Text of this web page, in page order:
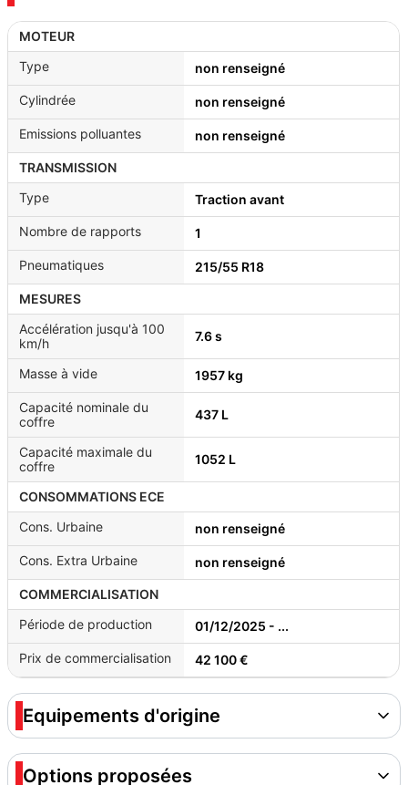
MOTEUR
Type
non renseigné
Cylindrée non renseigné
Emissions polluantes non renseigné
TRANSMISSION
Type
Traction avant
Nombre de rapports 1
Pneumatiques 215/55 R18
MESURES
Accélération jusqu'à 100
km/h
7.6 s
Masse à vide 1957 kg
Capacité nominale du
coffre
437 L
Capacité maximale du
coffre
1052 L
CONSOMMATIONS ECE
Cons. Urbaine
non renseigné
Cons. Extra Urbaine non renseigné
COMMERCIALISATION
Période de production
01/12/2025 - ...
Prix de commercialisation 42 100 €
Equipements d'origine
Options proposées